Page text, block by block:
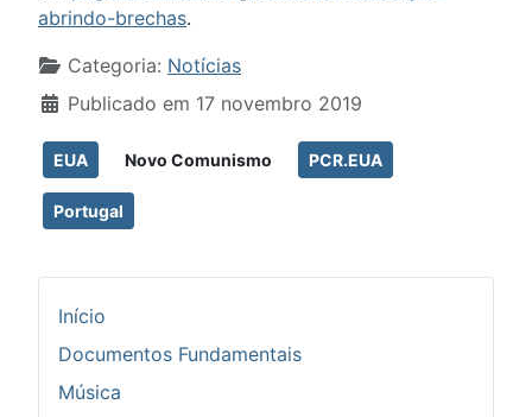
abrindo-brechas.
Detalhes
Categoria: Notícias
Publicado em 17 novembro 2019
EUA Novo Comunismo PCR.EUA
Portugal
Início
Documentos Fundamentais
Música